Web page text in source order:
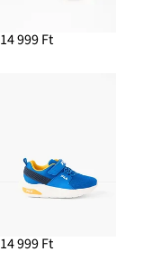
14 999 Ft
14 999 Ft